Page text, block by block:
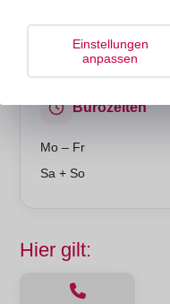
Bürozeiten
Mo – Fr
Sa + So
Hier gilt:
Einstellungen
anpassen